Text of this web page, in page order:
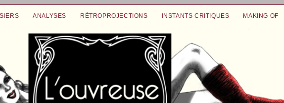
ANALYSES RÉTROPROJECTIONS INSTANTS CRITIQUES MAKING OF